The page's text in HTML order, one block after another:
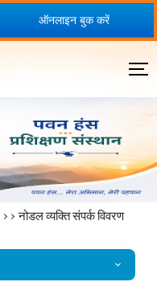
ऑनलाइन बुक करें
>>नोडल व्यक्ति संपर्क विवरण